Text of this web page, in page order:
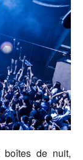
de nuit,